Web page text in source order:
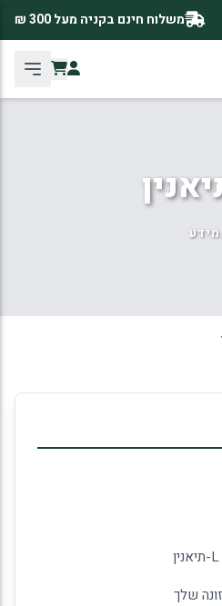
משלוח חינם בקניה מעל 300 ₪
מידע